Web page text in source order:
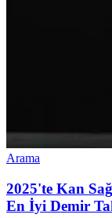
Arama
2025'te Kan
En İyi Demir